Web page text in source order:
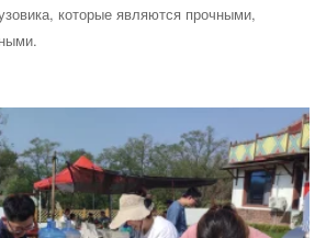
которые являются прочными,